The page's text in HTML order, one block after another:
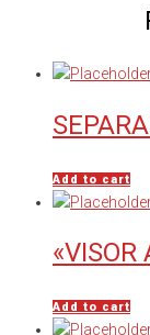
Add to cart
«VISOR
Add to cart